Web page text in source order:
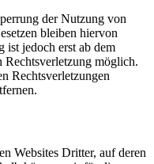
der Nutzung von
bleiben hiervon
ist jedoch erst ab dem
möglich.
Rechtsverletzungen
Websites Dritter, auf deren